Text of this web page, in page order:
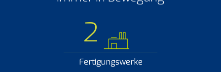
2
Fertigungswerke